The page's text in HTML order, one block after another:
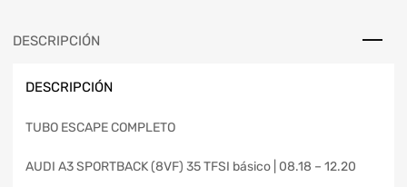
DESCRIPCIÓN
DESCRIPCIÓN
TUBO ESCAPE COMPLETO
AUDI A3 SPORTBACK (8VF) 35 TFSI básico | 08.18 – 12.20